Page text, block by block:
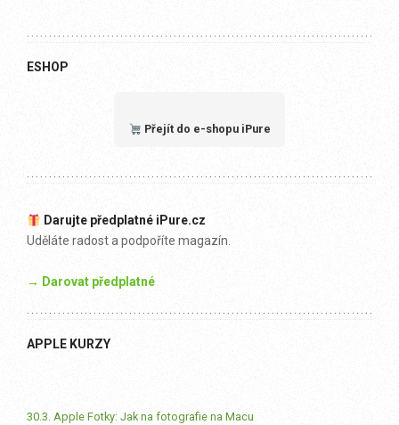
ESHOP
Přejít do e-shopu iPure
Darujte předplatné iPure.cz
Uděláte radost a podpoříte magazín.
→ Darovat předplatné
APPLE KURZY
30.3. Apple Fotky: Jak na fotografie na Macu